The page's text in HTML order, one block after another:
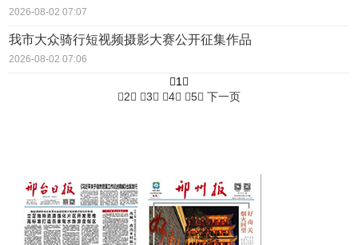
2026-08-02 07:07
我市大众骑行短视频摄影大赛公开征集作品
2026-08-02 07:06
1
2 3 4 5 下一页